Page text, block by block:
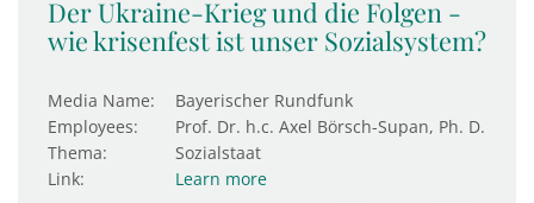
Der Ukraine-Krieg und die Folgen -
wie krisenfest ist unser Sozialsystem?
Media Name:
Bayerischer Rundfunk
Employees:
Prof. Dr. h.c. Axel Börsch-Supan, Ph. D.
Thema:
Sozialstaat
Link:
Learn more